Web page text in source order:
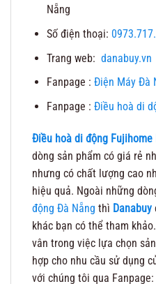
Nẵng
Số điện thoại:
Trang web: danabuy.vn
Fanpage : Điện Máy Đà
Fanpage : Điều hoà di
Điều hoà di động Fujihome
dòng sản phẩm có giá rẻ
nhưng có chất lượng cao
hiệu quả. Ngoài những
động Đà Nẵng thì Danabuy
khác bạn có thể tham
vân trong việc lựa chọn
hợp cho nhu cầu sử dụng
với chúng tôi qua Fanpage: